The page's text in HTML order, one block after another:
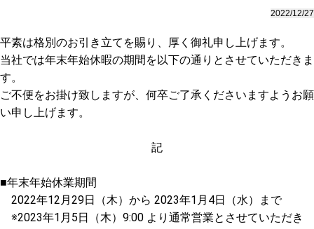
2022/12/27
平素は格別のお引き立てを賜り、厚く御礼申し上げます。
当社では年末年始休暇の期間を以下の通りとさせていただきま
す。
ご不便をお掛け致しますが、何卒ご了承くださいますようお願
い申し上げます。
記
■年末年始休業期間
2022年12月29日（木）から 2023年1月4日（水）まで
※2023年1月5日（木）9:00 より通常営業とさせていただき